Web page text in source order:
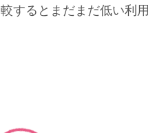
するとまだまだ低い利用